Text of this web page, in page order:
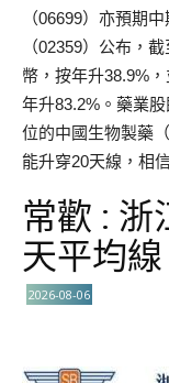
（06699）亦預期
（02359）公布，
幣，按年升38.9%
年升83.2%。藥業
位的中國生物製藥
能升穿20天線，相
常歡 : 浙
天平均線
2026-08-06